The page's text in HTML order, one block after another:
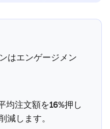
はエンゲージメン
均注文額を16%押し
減します。